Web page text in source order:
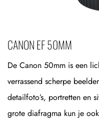
CANON EF 50MM
De Canon 50mm is een
verrassend scherpe
detailfoto’s, portretten en
grote diafragma kun je